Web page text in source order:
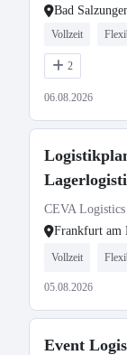
Bad
Vollzeit
2
06.08.2026
CEVA
Frankfurt am
Vollzeit
05.08.2026
Event